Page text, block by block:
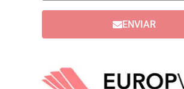
ENVIAR